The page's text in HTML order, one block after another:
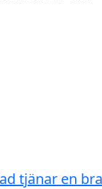
tjänar en